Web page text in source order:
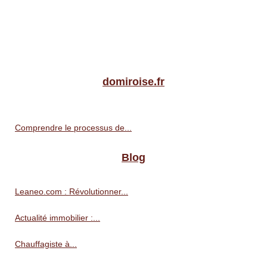
domiroise.fr
Comprendre le processus de...
Blog
Leaneo.com : Révolutionner...
Actualité immobilier :...
Chauffagiste à...